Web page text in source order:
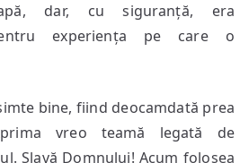
dar, cu siguranță, era
experiența pe care o
bine, fiind deocamdată prea
vreo teamă legată de
Slavă Domnului! Acum folosea